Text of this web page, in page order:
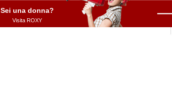
Sei una donna?
Visita ROXY